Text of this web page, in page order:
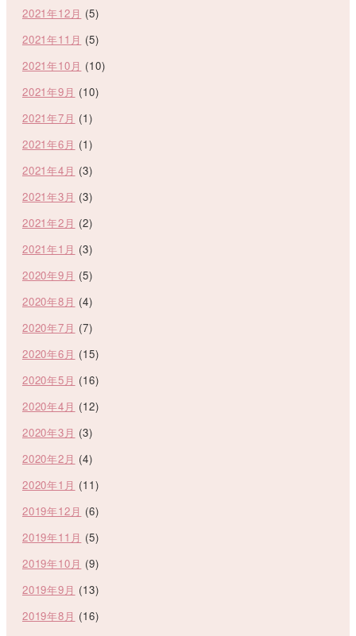
2021年12月 (5)
2021年11月 (5)
2021年10月 (10)
2021年9月 (10)
2021年7月 (1)
2021年6月 (1)
2021年4月 (3)
2021年3月 (3)
2021年2月 (2)
2021年1月 (3)
2020年9月 (5)
2020年8月 (4)
2020年7月 (7)
2020年6月 (15)
2020年5月 (16)
2020年4月 (12)
2020年3月 (3)
2020年2月 (4)
2020年1月 (11)
2019年12月 (6)
2019年11月 (5)
2019年10月 (9)
2019年9月 (13)
2019年8月 (16)